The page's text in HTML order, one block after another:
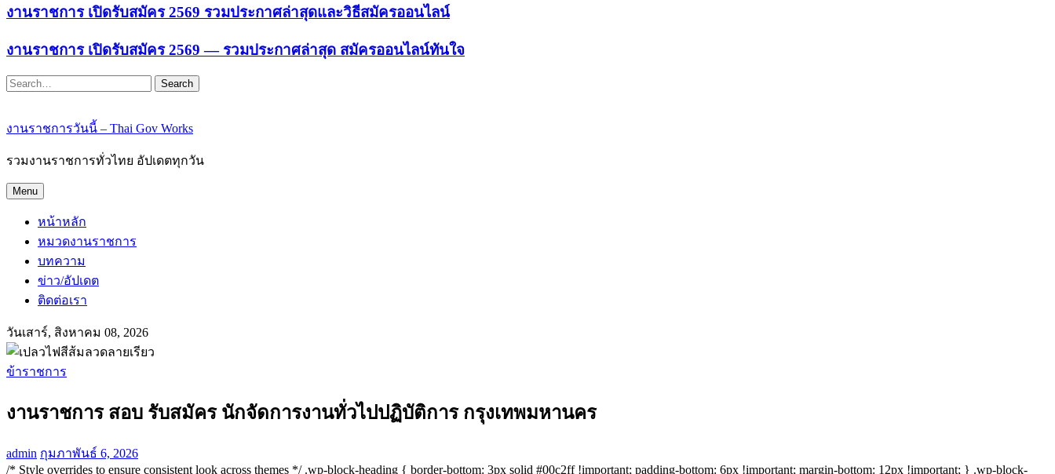
งานราชการ เปิดรับสมัคร 2569 รวมประกาศล่าสุดและวิธีสมัครออนไลน์
งานราชการ เปิดรับสมัคร 2569 — รวมประกาศล่าสุด สมัครออนไลน์ทันใจ
Search
งานราชการวันนี้ – Thai Gov Works
รวมงานราชการทั่วไทย อัปเดตทุกวัน
Menu
หน้าหลัก
หมวดงานราชการ
บทความ
ข่าว/อัปเดต
ติดต่อเรา
วันเสาร์, สิงหาคม 08, 2026
ข้าราชการ
งานราชการ สอบ รับสมัคร นักจัดการงานทั่วไปปฏิบัติการ กรุงเทพมหานคร
admin กุมภาพันธ์ 6, 2026
/* Style overrides to ensure consistent look across themes */ .wp-block-heading { border-bottom: 3px solid #00c2ff !important; padding-bottom: 6px !important; margin-bottom: 12px !important; } .wp-block-